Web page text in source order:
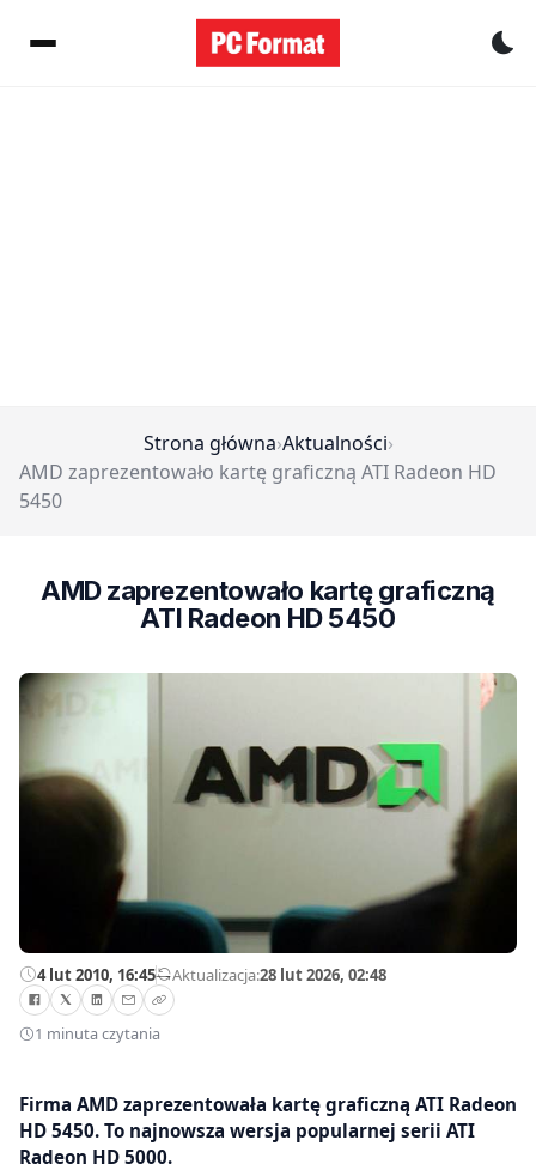
Strona główna›Aktualności›
AMD zaprezentowało kartę graficzną ATI Radeon HD
5450
AMD zaprezentowało kartę graficzną
ATI Radeon HD 5450
4 lut 2010, 16:45—Aktualizacja:28 lut 2026, 02:48
1 minuta czytania
Firma AMD zaprezentowała kartę graficzną ATI Radeon
HD 5450. To najnowsza wersja popularnej serii ATI
Radeon HD 5000.